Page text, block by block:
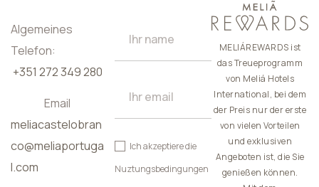
Algemeines
Telefon:
+351 272 349 280
Email
meliacastelobran
co@meliaportuga
l.com
Ich akzeptiere die
Nuztungsbedingungen
MELIÁREWARDS ist
das Treueprogramm
von Meliá Hotels
International, bei dem
der Preis nur der erste
von vielen Vorteilen
und exklusiven
Angeboten ist, die Sie
genießen können.